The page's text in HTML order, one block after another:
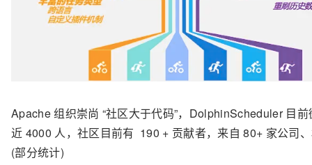
Apache组织崇尚 “社区大于代码”， DolphinScheduler 目
近 4000 人，社区目前有 190 + 贡献者，来自 80+ 家公司
(部分统计)